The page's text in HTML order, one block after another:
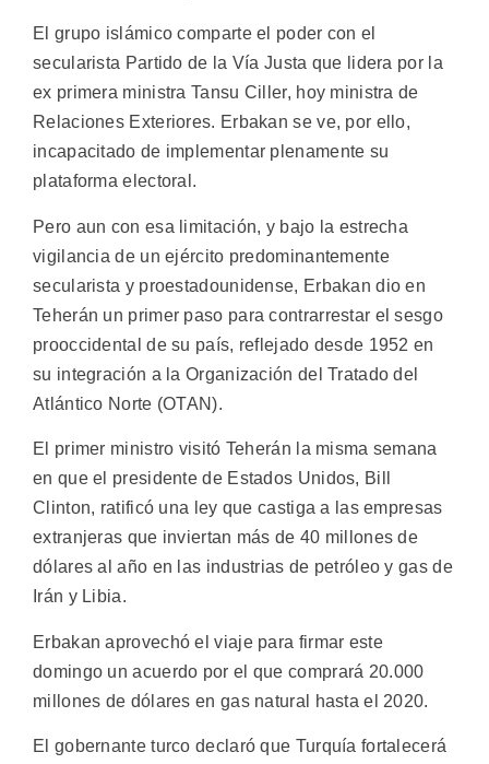
El grupo islámico comparte el poder con el
secularista Partido de la Vía Justa que lidera por la
ex primera ministra Tansu Ciller, hoy ministra de
Relaciones Exteriores. Erbakan se ve, por ello,
incapacitado de implementar plenamente su
plataforma electoral.
Pero aun con esa limitación, y bajo la estrecha
vigilancia de un ejército predominantemente
secularista y proestadounidense, Erbakan dio en
Teherán un primer paso para contrarrestar el sesgo
prooccidental de su país, reflejado desde 1952 en
su integración a la Organización del Tratado del
Atlántico Norte (OTAN).
El primer ministro visitó Teherán la misma semana
en que el presidente de Estados Unidos, Bill
Clinton, ratificó una ley que castiga a las empresas
extranjeras que inviertan más de 40 millones de
dólares al año en las industrias de petróleo y gas de
Irán y Libia.
Erbakan aprovechó el viaje para firmar este
domingo un acuerdo por el que comprará 20.000
millones de dólares en gas natural hasta el 2020.
El gobernante turco declaró que Turquía fortalecerá